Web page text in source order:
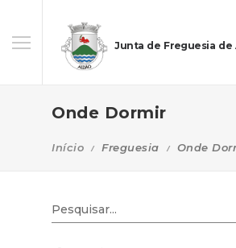
Junta de Freguesia de
Onde Dormir
Início Freguesia Onde